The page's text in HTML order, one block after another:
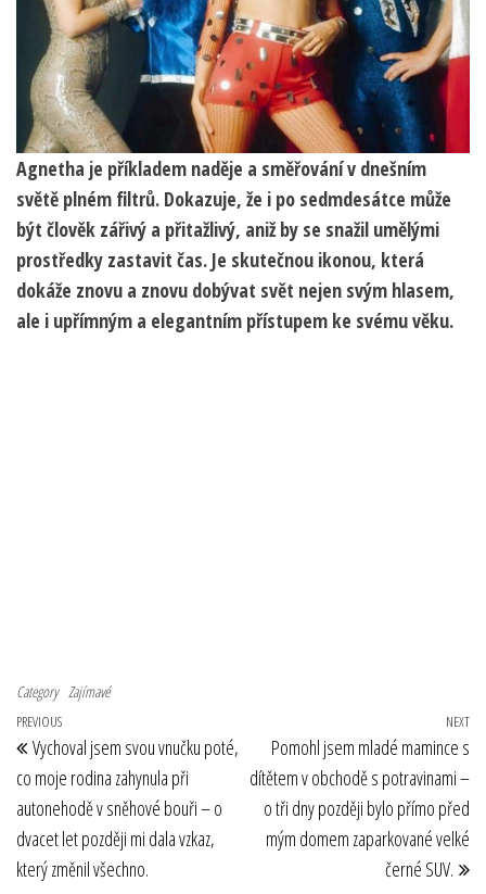
Agnetha je příkladem naděje a směřování v dnešním
světě plném filtrů. Dokazuje, že i po sedmdesátce může
být člověk zářivý a přitažlivý, aniž by se snažil umělými
prostředky zastavit čas. Je skutečnou ikonou, která
dokáže znovu a znovu dobývat svět nejen svým hlasem,
ale i upřímným a elegantním přístupem ke svému věku.
Category Zajímavé
Navigace pro příspěvek
Previous Post
PREVIOUS
Vychoval jsem svou vnučku poté,
co moje rodina zahynula při
autonehodě v sněhové bouři – o
dvacet let později mi dala vzkaz,
který změnil všechno.
NEXT
Pomohl jsem mladé mamince s
dítětem v obchodě s potravinami –
o tři dny později bylo přímo před
mým domem zaparkované velké
černé SUV.